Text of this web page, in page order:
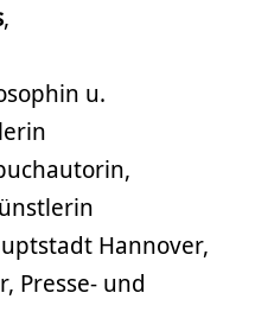
,
u.
Hannover,
Presse- und